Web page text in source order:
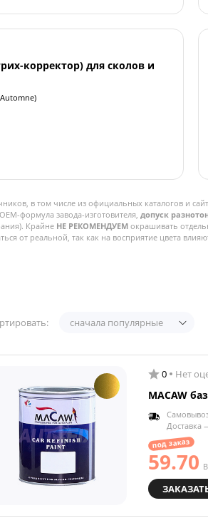
корректор) для сколов и
Automne)
в том числе из официальных каталогов и
формула завода-изготовителя, допуск
Крайне НЕ РЕКОМЕНДУЕМ окрашивать
от реальной, так как на восприятие цвета
сначала популярные
0 Нет
MACAW
Доставка
под заказ
59.70